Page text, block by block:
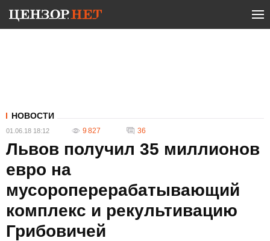
НОВОСТИ
01.06.18 18:12 9 827 36
Львов получил 35 миллионов
евро на
мусороперерабатывающий
комплекс и рекультивацию
Грибовичей